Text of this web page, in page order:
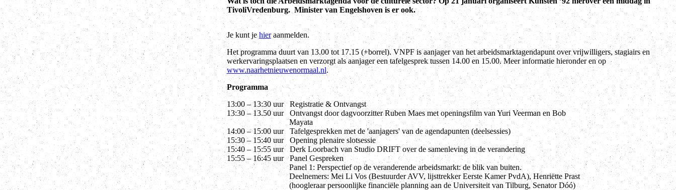
TivoliVredenburg. Minister van Engelshoven is er ook.
Je kunt jehieraanmelden.
Het programma duurt van 13.00 tot 17.15 (+borrel). VNPF is aanjager van het arbeidsmarktagendapunt over vrijwilligers, stagiairs en
werkervaringsplaatsen en verzorgt als aanjager een tafelgesprek tussen 14.00 en 15.00. Meer informatie hieronder en op
www.naarhetnieuwenormaal.nl.
Programma
13:00 – 13:30 uur Registratie & Ontvangst
13:30 – 13.50 uur Ontvangst door dagvoorzitter Ruben Maes met openingsfilm van Yuri Veerman en Bob
Mayata
14:00 – 15:00 uur Tafelgesprekken met de 'aanjagers' van de agendapunten (deelsessies)
15:30 – 15:40 uur Opening plenaire slotsessie
15:40 – 15:55 uur Derk Loorbach van Studio DRIFT over de samenleving in de verandering
15:55 – 16:45 uur Panel Gespreken
Panel 1: Perspectief op de veranderende arbeidsmarkt: de blik van buiten.
Deelnemers: Mei Li Vos (Bestuurder AVV, lijsttrekker Eerste Kamer PvdA), Henriëtte Prast
(hoogleraar persoonlijke financiële planning aan de Universiteit van Tilburg, Senator Dóó)